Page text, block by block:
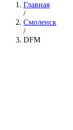
Главная
/
Смоленск
/
DFM